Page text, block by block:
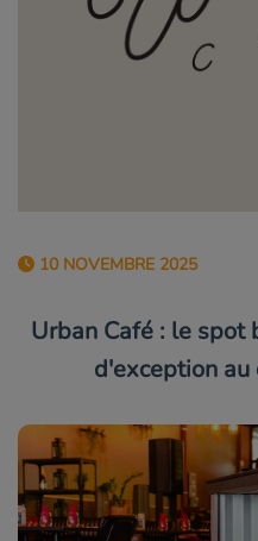
10 NOVEMBRE 2025
Urban Café : le spot
d'exception